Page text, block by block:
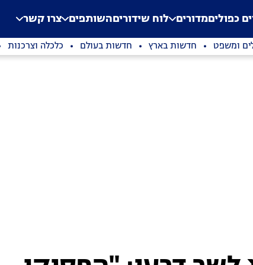
Application error: a
. כפוליםמדורים לוח שידוריםהשותפים צרו קשר
ומשפט חדשות בארץ חדשות בעולם כלכלה וצרכנות